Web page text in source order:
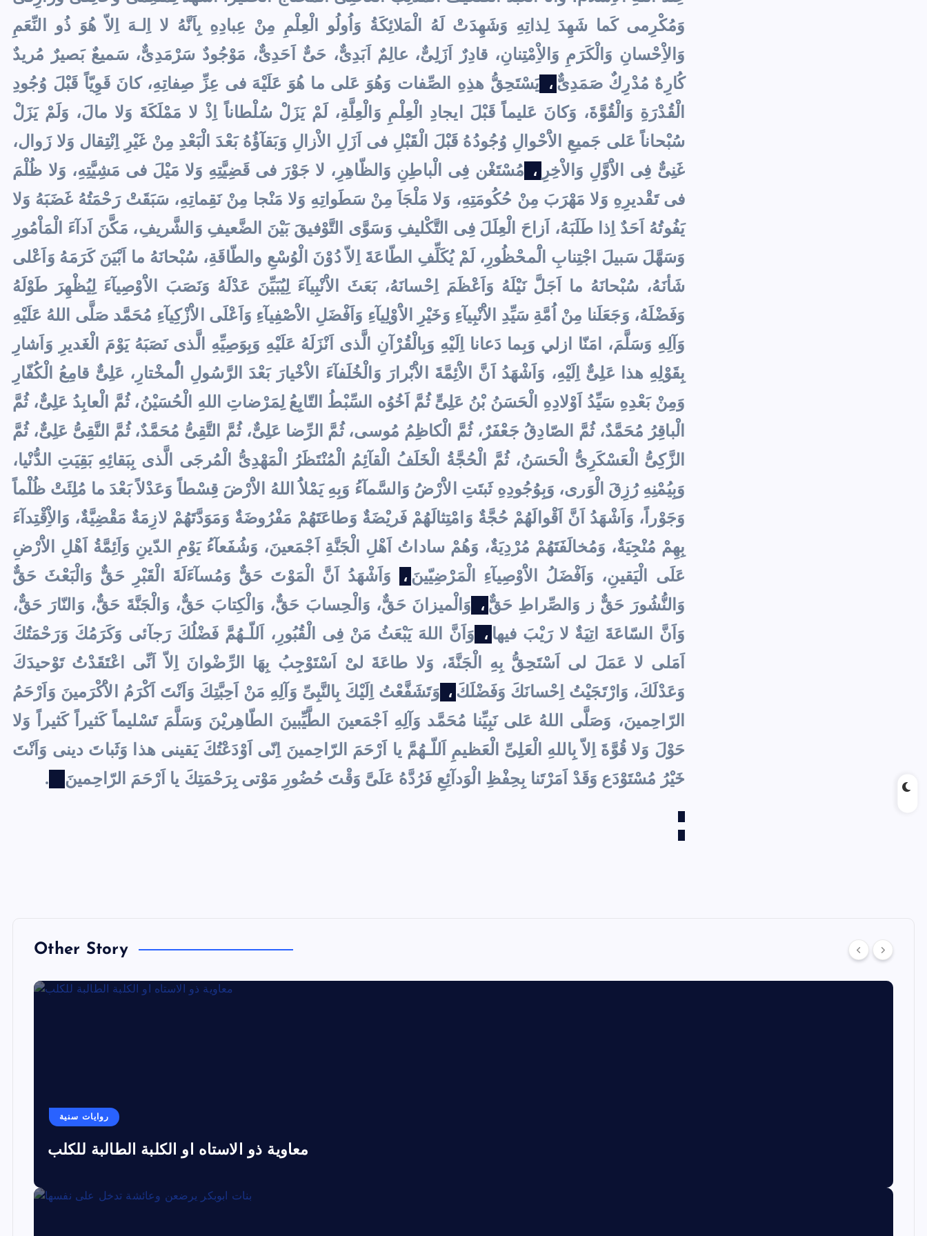
وَمُكْرِمى كَما شَهِدَ لِذاتِهِ وَشَهِدَتْ لَهُ الْمَلائِكَةُ وَاُولُو الْعِلْمِ مِنْ عِبادِهِ بِاَنَّهُ لا اِلـهَ اِلاّ هُوَ ذُو النِّعَمِ
وَالاِْحْسانِ وَالْكَرَمِ وَالاِْمْتِنانِ، قادِرٌ اَزَلِىٌّ، عالِمٌ اَبَدِىٌّ، حَىٌّ اَحَدِىٌّ، مَوْجُودٌ سَرْمَدِىٌّ، سَميعٌ بَصيرٌ مُريدٌ
كُارِهٌ مُدْرِكٌ صَمَدِىٌّ ،
يَسْتَحِقُّ هذِهِ الصِّفات وَهُوَ عَلى ما هُوَ عَلَيْهَ فى عِزِّ صِفاتِهِ، كانَ قَوِيّاً قَبْلَ وُجُودِ
الْقُدْرَةِ وَالْقُوَّةَ، وَكانَ عَليماً قَبْلَ ايجادِ الْعِلْمِ وَالْعِلَّةِ، لَمْ يَزَلْ سُلْطاناً اِذْ لا مَمْلَكَةَ وَلا مالَ، وَلَمْ يَزَلْ
سُبْحاناً عَلى جَميعِ الاَْحْوالِ وُجُودُهُ قَبْلَ الْقَبْلِ فى اَزَلِ الاْزالِ وَبَقآؤُهُ بَعْدَ الْبَعْدِ مِنْ غَيْرِ اِنْتِقال وَلا زَوال،
غَنِىٌّ فِى الاَْوَّلِ وَالاْخِرِ ،
مُسْتَغْن فِى الْباطِنِ وَالظّاهِرِ، لا جَوْرَ فى قَضِيَّتِهِ وَلا مَيْلَ فى مَشِيَّتِهِ، وَلا ظُلْمَ
فى تَقْديرِهِ وَلا مَهْرَبَ مِنْ حُكُومَتِهِ، وَلا مَلْجَاَ مِنْ سَطَواتِهِ وَلا مَنْجا مِنْ نَقِماتِهِ، سَبَقَتْ رَحْمَتُهُ غَضَبَهُ وَلا
يَفُوتُهُ اَحَدٌ اِذا طَلَبَهُ، اَزاحَ الْعِلَلَ فِى التَّكْليفِ وَسَوَّى التَّوْفيقَ بَيْنَ الضَّعيفِ وَالشَّريفِ، مَكَّنَ اَدآءَ الْمَاْمُورِ
وَسَهَّلَ سَبيلَ اجْتِنابِ الَْمحْظُورِ، لَمْ يُكَلِّفِ الطّاعَةَ اِلاّ دُوْنَ الْوُسْعِ والطّاقَةِ، سُبْحانَهُ ما اَبْيَنَ كَرَمَهُ وَاَعْلى
شَأنَهُ، سُبْحانَهُ ما اَجَلَّ نَيْلَهُ وَاَعْظَمَ اِحْسانَهُ، بَعَثَ الاَْنْبِيآءَ لِيُبَيِّنَ عَدْلَهُ وَنَصَبَ الاَْوْصِيآءَ لِيُظْهِرَ طَوْلَهُ
وَفَضْلَهُ، وَجَعَلَنا مِنْ اُمَّةِ سَيِّدِ الاَْنْبِيآءِ وَخَيْرِ الاَْوْلِيآءِ وَاَفْضَلِ الاَْصْفِيآءِ وَاَعْلَى الاَْزْكِيآءِ مُحَمَّد صَلَّى اللهُ عَلَيْهِ
وَآلِهِ وَسَلَّمَ، امَنّا ازلي وَبِما دَعانا اِلَيْهِ وَبِالْقُرْآنِ الَّذى اَنْزَلَهُ عَلَيْهِ وَبِوَصِيِّهِ الَّذى نَصَبَهُ يَوْمَ الْغَديرِ وَاَشارِ
بِقَوْلِهِ هذا عَلِىٌّ اِلَيْهِ، وَاَشْهَدُ اَنَّ الاَْئِمَّةَ الاَْبْرارَ وَالْخُلَفآءَ الاَْخْيارَ بَعْدَ الرَّسُولِ الُْمخْتارِ، عَلِىٌّ قامِعُ الْكُفّارِ
وَمِنْ بَعْدِهِ سَيِّدُ اَوْلادِهِ الْحَسَنُ بْنُ عَلِىٍّ ثُمَّ اَخُوُه السِّبْطُ التّابِعُ لِمَرْضاتِ اللهِ الْحُسَيْنُ، ثُمَّ الْعابِدُ عَلِىٌّ، ثُمَّ
الْباقِرُ مُحَمَّدٌ، ثُمَّ الصّادِقُ جَعْفَرٌ، ثُمَّ الْكاظِمُ مُوسى، ثُمَّ الرِّضا عَلِىٌّ، ثُمَّ التَّقِىُّ مُحَمَّدٌ، ثُمَّ النَّقِىُّ عَلِىٌّ، ثُمَّ
الزَّكِىُّ الْعَسْكَرِىُّ الْحَسَنُ، ثُمَّ الْحُجَّةُ الْخَلَفُ الْقآئِمُ الْمُنْتَظَرُ الْمَهْدِىُّ الْمُرجَى الَّذى بِبَقائِهِ بَقِيَتِ الدُّنْيا،
وَبِيُمْنِهِ رُزِقَ الْوَرى، وَبِوُجُودِهِ ثَبتَتِ الاَْرْضُ وَالسَّمآءُ وَبِهِ يَمْلاَُ اللهُ الاَْرْضَ قِسْطاً وَعَدْلاً بَعْدَ ما مُلِئَتْ ظُلْماً
وَجَوْراً، وَاَشْهَدُ اَنَّ اَقْوالَهُمْ حُجَّةٌ وَامْتِثالَهُمْ فَريْضَةٌ وَطاعَتَهُمْ مَفْرُوضَةٌ وَمَوَدَّتَهُمْ لازِمَةٌ مَقْضِيَّةٌ، وَالاِْقْتِدآءَ
بِهِمْ مُنْجِيَةٌ، وَمُخالَفَتَهُمْ مُرْدِيَةٌ، وَهُمْ ساداتُ اَهْلِ الْجَنَّةِ اَجْمَعينَ، وَشُفَعآءُ يَوْمِ الدّينِ وَاَئِمَّةُ اَهْلِ الاَْرْضِ
عَلَى الْيَقينِ، وَاَفْضَلُ الاَْوْصِيآءِ الْمَرْضِيّينَ ،
وَاَشْهَدُ اَنَّ الْمَوْتَ حَقٌّ وَمُسآءَلَةَ الْقَبْرِ حَقٌّ وَالْبَعْثَ حَقٌّ
وَالنُّشُورَ حَقٌّ ز وَالصِّراطِ حَقٌّ ،
وَالْميزانَ حَقٌّ، وَالْحِسابَ حَقٌّ، وَالْكِتابَ حَقٌّ، وَالْجَنَّةَ حَقٌّ، وَالنّارَ حَقٌّ،
وَاَنَّ السّاعَةَ اتِيَةٌ لا رَيْبَ فيها ،
وَاَنَّ اللهَ يَبْعَثُ مَنْ فِى الْقُبُورِ، اَللّـهُمَّ فَضْلُكَ رَجآئى وَكَرَمُكَ وَرَحْمَتُكَ
اَمَلى لا عَمَلَ لى اَسْتَحِقُّ بِهِ الْجَنَّةَ، وَلا طاعَةَ لىْ اَسْتَوْجِبُ بِهَا الرِّضْوانَ اِلاّ اَنِّى اعْتَقَدْتُ تَوْحيدَكَ
وَعَدْلَكَ، وَارْتَجَيْتُ اِحْسانَكَ وَفَضْلَكَ ، وَتَشَفَّعْتُ اِلَيْكَ بِالنَّبِىِّ وَآلِهِ مَنْ اَحِبَّتِكَ وَاَنْتَ اَكْرَمُ الاَْكْرَمينَ وَاَرْحَمُ
الرّاحِمينَ، وَصَلَّى اللهُ عَلى نَبِيِّنا مُحَمَّد وَآلِهِ اَجْمَعينَ الطَّيِّبينَ الطّاهِريْنَ وَسَلَّمَ تَسْليماً كَثيراً كَثيراً وَلا
حَوْلَ وَلا قُوَّةَ اِلاّ بِاللهِ الْعَلِىِّ الْعَظيمِ اَللّـهُمَّ يا اَرْحَمَ الرّاحِمينَ اِنّى اَوْدَعْتُكَ يَقينى هذا وَثَباتَ دينى وَاَنْتَ
خَيْرُ مُسْتَوْدَع وَقَدْ اَمَرْتَنا بِحِفْظِ الْوَدآئِعِ فَرُدَّهُ عَلَىَّ وَقْتَ حُضُورِ مَوْتى بِرَحْمَتِكَ يا اَرْحَمَ الرّاحِمينَ
.
Other Story
روايات سنية
معاوية ذو الاستاه او الكلبة الطالبة للكلب